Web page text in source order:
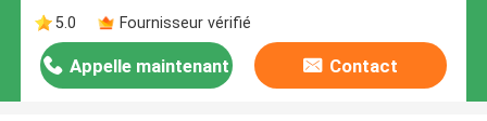
5.0
Fournisseur vérifié
Appelle maintenant Contact